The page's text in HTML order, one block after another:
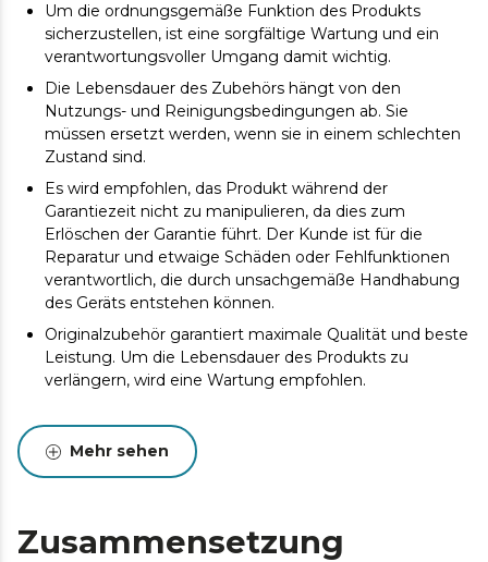
Um die ordnungsgemäße Funktion des Produkts
sicherzustellen, ist eine sorgfältige Wartung und ein
verantwortungsvoller Umgang damit wichtig.
Die Lebensdauer des Zubehörs hängt von den
Nutzungs- und Reinigungsbedingungen ab. Sie
müssen ersetzt werden, wenn sie in einem schlechten
Zustand sind.
Es wird empfohlen, das Produkt während der
Garantiezeit nicht zu manipulieren, da dies zum
Erlöschen der Garantie führt. Der Kunde ist für die
Reparatur und etwaige Schäden oder Fehlfunktionen
verantwortlich, die durch unsachgemäße Handhabung
des Geräts entstehen können.
Originalzubehör garantiert maximale Qualität und beste
Leistung. Um die Lebensdauer des Produkts zu
verlängern, wird eine Wartung empfohlen.
Mehr sehen
Zusammensetzung